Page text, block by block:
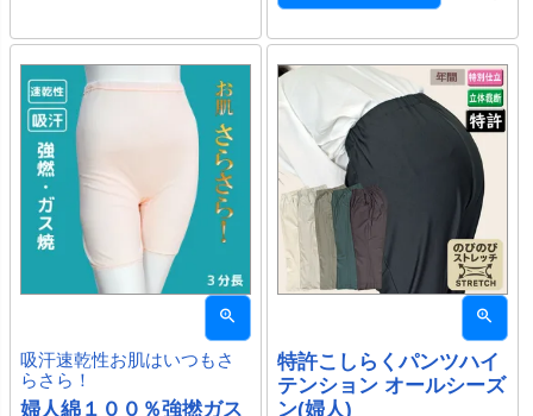
吸汗速乾性お肌はいつもさ
らさら！
婦人綿１００％強撚ガス
特許こしらくパンツハイ
テンション オールシーズ
ン(婦人)